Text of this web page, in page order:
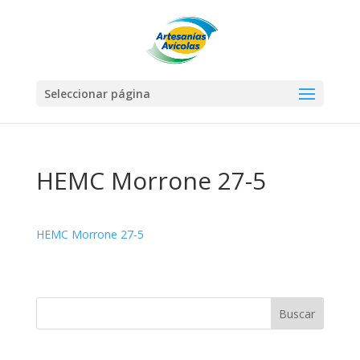
Seleccionar página
HEMC Morrone 27-5
HEMC Morrone 27-5